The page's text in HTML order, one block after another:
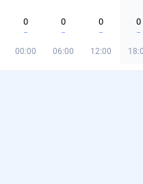
0
00:00
0
06:00
0
12:00
0